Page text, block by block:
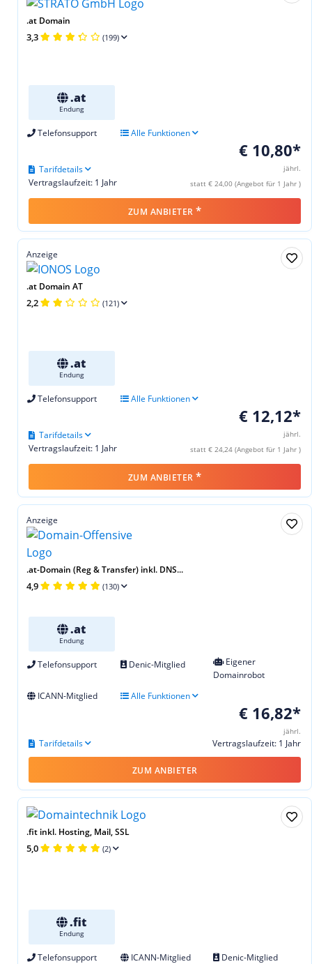
.at Domain
3,3 (199)
.at
Endung
Telefonsupport Alle Funktionen
€ 10,80*
jährl.
statt € 24,00 (Angebot für 1 Jahr )
Vertragslaufzeit: 1 Jahr
Tarifdetails
ZUM ANBIETER *
Anzeige
.at Domain AT
2,2 (121)
.at
Endung
Telefonsupport Alle Funktionen
€ 12,12*
jährl.
statt € 24,24 (Angebot für 1 Jahr )
Vertragslaufzeit: 1 Jahr
Tarifdetails
ZUM ANBIETER *
Anzeige
.at-Domain (Reg & Transfer) inkl. DNS...
4,9 (130)
.at
Endung
Telefonsupport Denic-Mitglied
Eigener
Domainrobot
ICANN-Mitglied
Alle Funktionen
€ 16,82*
jährl.
Vertragslaufzeit: 1 Jahr
Tarifdetails
ZUM ANBIETER
.fit inkl. Hosting, Mail, SSL
5,0 (2)
.fit
Endung
Telefonsupport ICANN-Mitglied
Denic-Mitglied